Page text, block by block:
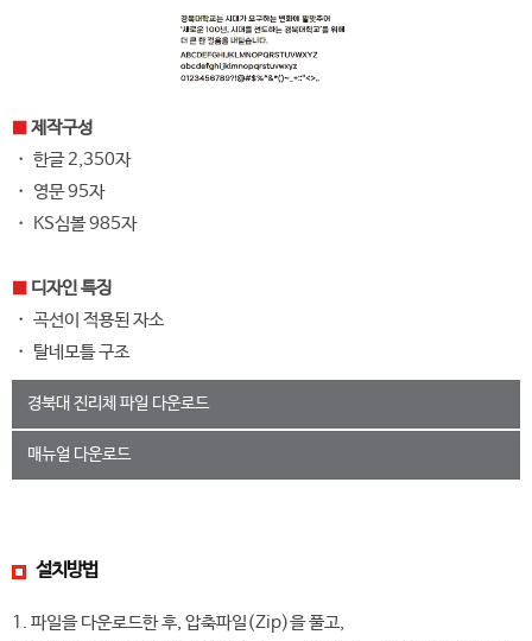
■제작구성
・ 한글 2,350자
・ 영문 95자
・ KS심볼 985자
■ 디자인 특징
・ 곡선이 적용된 자소
・ 탈네모틀 구조
경북대 진리체 파일 다운로드
매뉴얼 다운로드
설치방법
1. 파일을 다운로드한 후, 압축파일(Zip)을 풀고,